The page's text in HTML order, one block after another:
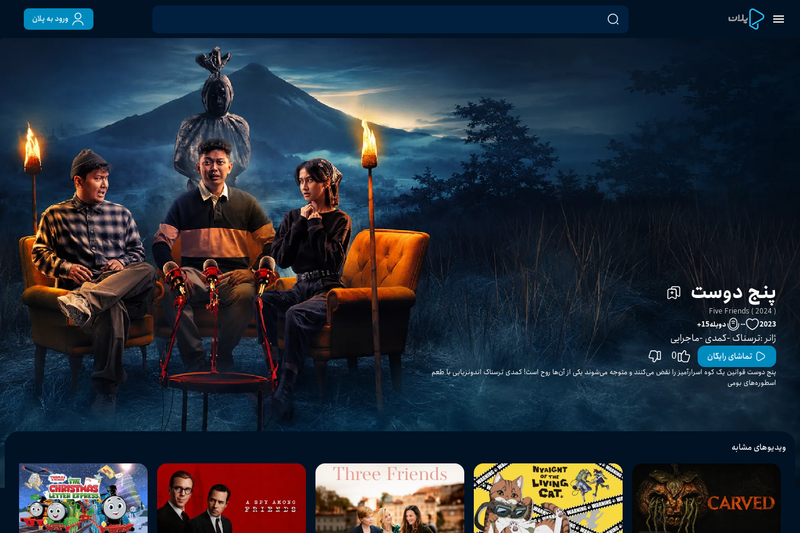
ورود به پلان
پنج دوست
Five Friends ( 2024 )
2023
-- دوبله15
+
ژانر:ترسناک کمدی ماجرایی
تماشای رایگان 0
پنج دوست قوانین یک کوه اسرارآمیز را نقض می‌کنند و متوجه می‌شوند یکی از آن‌ها روح است! کمدی ترسناک اندونزیایی با طعم
اسطوره‌های بومی
ویدیوهای مشابه